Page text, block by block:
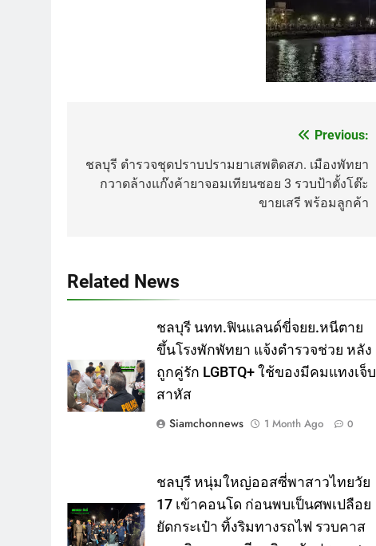
navigation
Previous:
ชลบุรี ตำรวจชุดปราบปรามยาเสพติดสภ. เมืองพัทยา
กวาดล้างแก๊งค้ายาจอมเทียนซอย 3 รวบป้าตั้งโต๊ะ
ขายเสรี พร้อมลูกค้า
Related News
ชลบุรี นทท.ฟินแลนด์ขี่จยย.หนีตาย
ขึ้นโรงพักพัทยา แจ้งตำรวจช่วย หลัง
ถูกคู่รัก LGBTQ+ ใช้ของมีคมแทงเจ็บ
สาหัส
Siamchonnews
1 Month Ago 0
ชลบุรี หนุ่มใหญ่ออสซี่พาสาวไทยวัย
17 เข้าคอนโด ก่อนพบเป็นศพเปลือย
ยัดกระเป๋า ทิ้งริมทางรถไฟ รวบคาส